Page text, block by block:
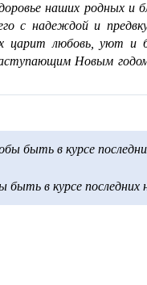
наших родных и
с надеждой и
царит любовь, уют и
Новым
быть в курсе
быть в курсе последних